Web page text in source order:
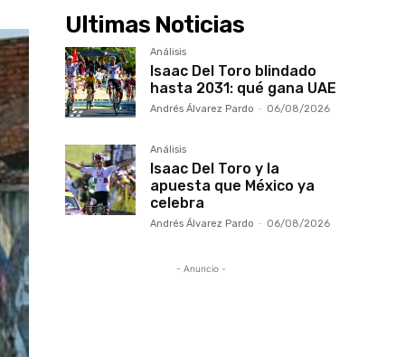
Ultimas Noticias
Análisis
Isaac Del Toro blindado
hasta 2031: qué gana UAE
Andrés Álvarez Pardo - 06/08/2026
Análisis
Isaac Del Toro y la
apuesta que México ya
celebra
Andrés Álvarez Pardo - 06/08/2026
- Anuncio -